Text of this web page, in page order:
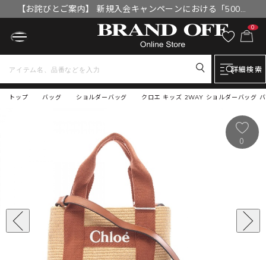
【お詫びとご案内】 新規入会キャンペーンにおける「500円
OFFクーポン」付与漏れと補填について
0
詳細検索
トップ クロエ キッズ 2WAY ショルダーバッグ
バッグ ショルダーバッグ
0